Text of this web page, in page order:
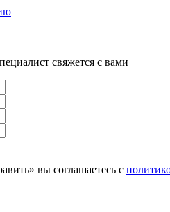
свяжется с вами
вы соглашаетесь с